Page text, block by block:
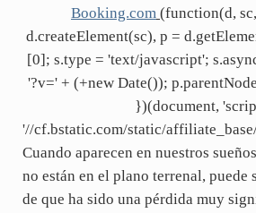
Booking.com (function(d,
d.createElement(sc), p =
[0]; s.type = 'text/javascript';
'?v=' + (+new Date());
})(document,
'//cf.bstatic.com/static/
Cuando aparecen en nuestros
no están en el plano terrenal, puede
de que ha sido una pérdida muy